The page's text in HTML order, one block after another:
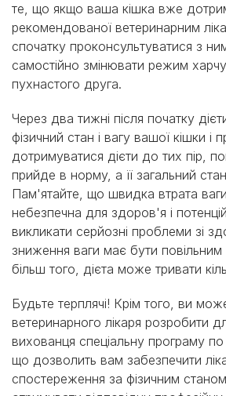
те, що якщо ваша кішка вже
рекомендованої ветеринарним
спочатку проконсультуватися з
самостійно змінювати режим
пухнастого друга.
Через два тижні після початку
фізичний стан і вагу вашої кішки і
дотримуватися дієти до тих пір,
прийде в норму, а її загальний
Пам'ятайте, що швидка втрата
небезпечна для здоров'я і
викликати серйозні проблеми зі
зниження ваги має бути
більш того, дієта може тривати
Будьте терплячі! Крім того, ви
ветеринарного лікаря розробити
вихованця спеціальну програму
що дозволить вам забезпечити
спостереження за фізичним